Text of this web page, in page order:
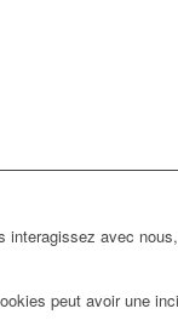
avec
peut avoir une